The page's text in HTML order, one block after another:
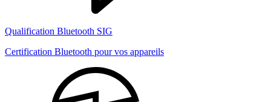
Qualification Bluetooth SIG
Certification Bluetooth pour vos appareils